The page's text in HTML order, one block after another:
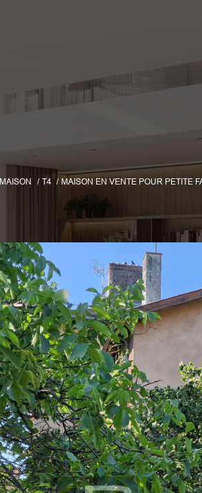
MAISON T4 MAISON EN VENTE POUR PETITE